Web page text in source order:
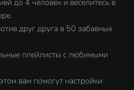
до 4 человек и веселитесь в
друг друга в 50 забавных
плейлисты с любимыми
вам помогут настройки